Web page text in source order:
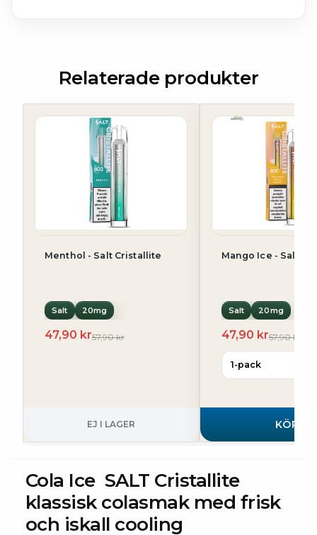
Relaterade produkter
Menthol - Salt Cristallite
Salt 20mg
47,90 kr57,90 kr
EJ I LAGER
Mango Ice -
Salt 20mg
47,90 kr57,90 kr
KÖP
Cola Ice SALT Cristallite
klassisk colasmak med frisk
och iskall cooling